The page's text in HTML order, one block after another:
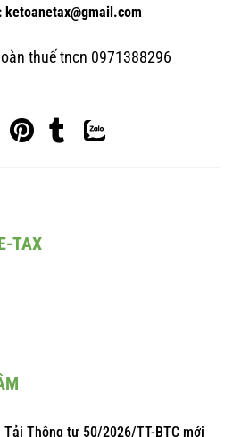
ketoanetax@gmail.com
thuế tncn 0971388296
TAX
Tải Thông tư 50/2026/TT-BTC mới